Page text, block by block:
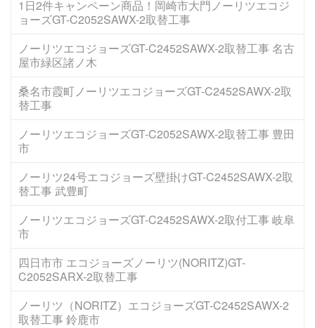
1日2件キャンペーン商品！岡崎市大門ノーリツエコジ
ョーズGT-C2052SAWX-2取替工事
ノーリツエコジョーズGT-C2452SAWX-2取替工事 名古
屋市緑区諸ノ木
桑名市霞町ノーリツエコジョーズGT-C2452SAWX-2取
替工事
ノーリツエコジョーズGT-C2052SAWX-2取替工事 豊田
市
ノーリツ24号エコジョーズ壁掛けGT-C2452SAWX-2取
替工事 武豊町
ノーリツエコジョーズGT-C2452SAWX-2取付工事 岐阜
市
四日市市 エコジョーズノーリツ(NORITZ)GT-
C2052SARX-2取替工事
ノーリツ（NORITZ）エコジョーズGT-C2452SAWX-2
取替工事 鈴鹿市